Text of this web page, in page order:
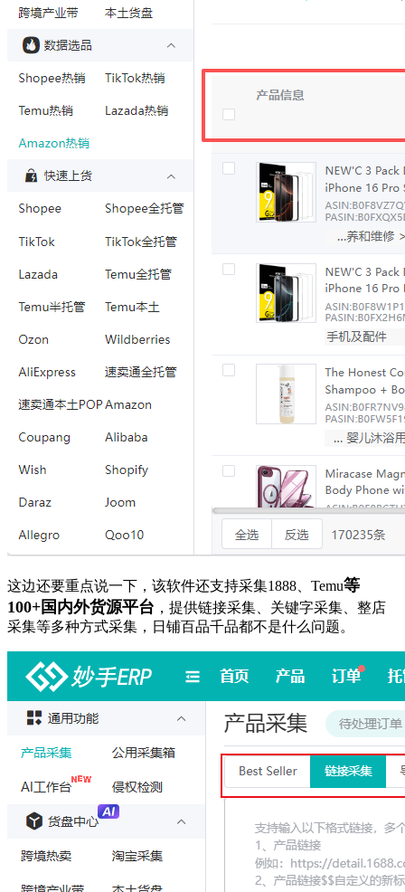
这边还要重点说一下，该软件还支持采集1888、Temu等
100+国内外货源平台 ，提供链接采集、关键字采集、整店
采集等多种方式采集，日铺百品千品都不是什么问题。